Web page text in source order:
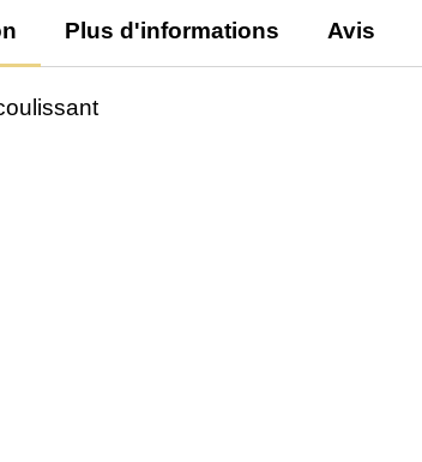
Plus d'informations Avis